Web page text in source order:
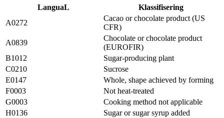
LanguaL
Klassifisering
A0272
Cacao or chocolate product (US
CFR)
A0839
Chocolate or chocolate product
(EUROFIR)
B1012
Sugar-producing plant
C0210
Sucrose
E0147
Whole, shape achieved by forming
F0003
Not heat-treated
G0003
Cooking method not applicable
H0136
Sugar or sugar syrup added